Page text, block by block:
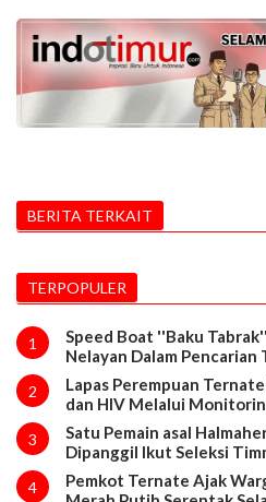
BERITA TERKAIT
TERPOPULER
1
Speed Boat ''Baku
Nelayan Dalam Pencarian
2
Lapas Perempuan
dan HIV Melalui
3
Satu Pemain asal
Dipanggil Ikut Seleksi
4
Pemkot Ternate Ajak